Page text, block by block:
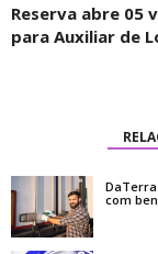
Reserva abre 05
para Auxiliar de
com